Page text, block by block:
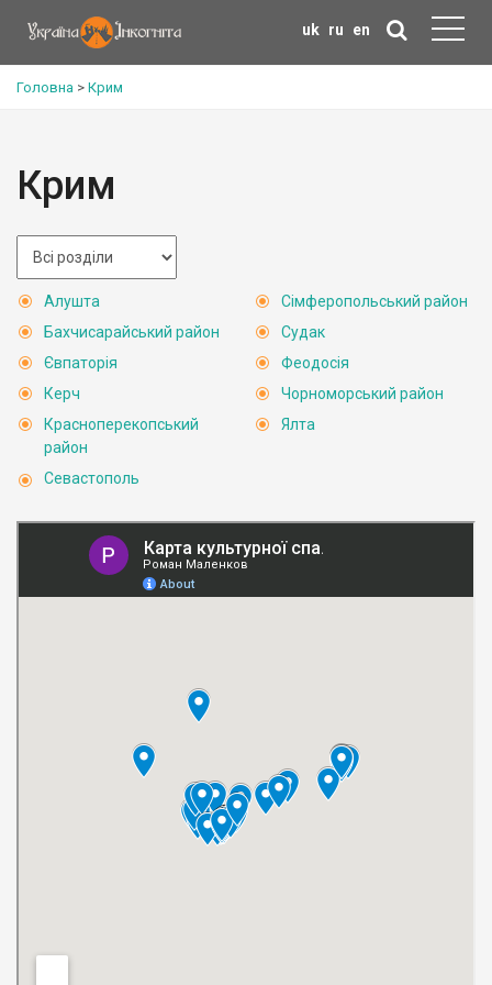
uk ru en
Головна > Крим
Крим
Алушта
Бахчисарайський район
Євпаторія
Керч
Красноперекопський
район
Севастополь
Сімферопольський район
Судак
Феодосія
Чорноморський район
Ялта